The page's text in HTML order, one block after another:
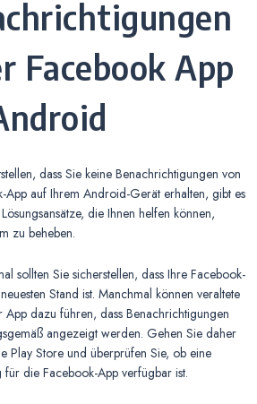
Facebook App
dass Sie keine Benachrichtigungen von
App auf Ihrem Android-Gerät erhalten, gibt es
die Ihnen helfen können,
zu beheben.
sollten Sie sicherstellen, dass Ihre Facebook-
Stand ist. Manchmal können veraltete
App dazu führen, dass Benachrichtigungen
angezeigt werden. Gehen Sie daher
Play Store und überprüfen Sie, ob eine
für die Facebook-App verfügbar ist.